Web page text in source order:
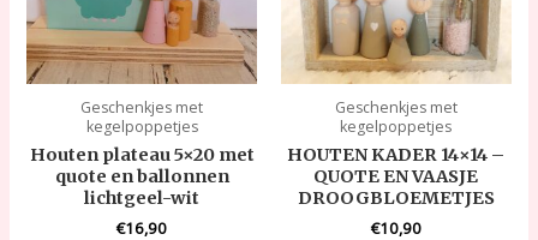
Geschenkjes met
kegelpoppetjes
Houten plateau 5×20 met
quote en ballonnen
lichtgeel-wit
€16,90
Geschenkjes met
kegelpoppetjes
HOUTEN KADER 14×14 –
QUOTE EN VAASJE
DROOGBLOEMETJES
€10,90